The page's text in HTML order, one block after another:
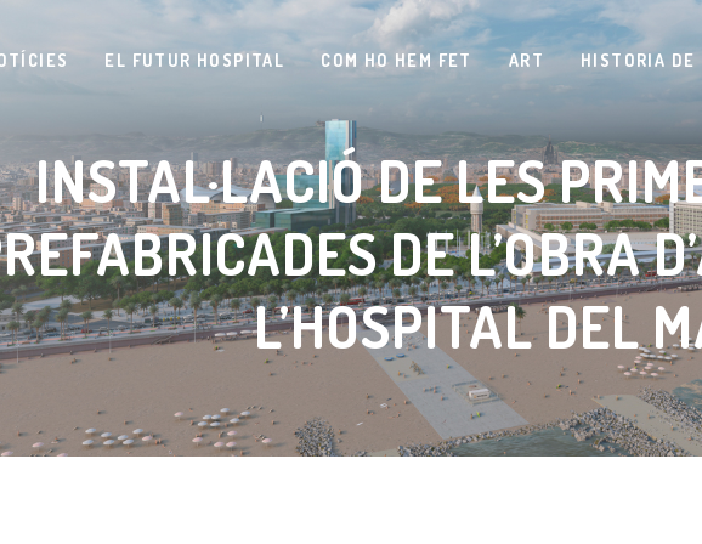
EL FUTUR HOSPITAL COM HO HEM FET ART HISTORIA DE
INSTAL·LACIÓ DE LES
DE L’OBRA
L’HOSPITAL DEL